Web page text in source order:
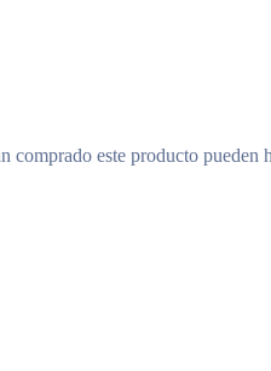
comprado este producto pueden